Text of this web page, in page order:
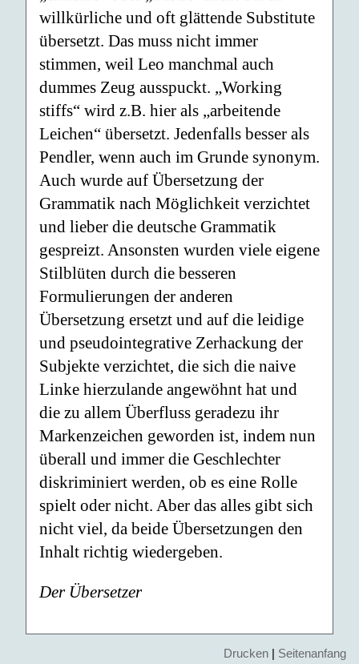
willkürliche und oft glättende Substitute
übersetzt. Das muss nicht immer
stimmen, weil Leo manchmal auch
dummes Zeug ausspuckt. „Working
stiffs“ wird z.B. hier als „arbeitende
Leichen“ übersetzt. Jedenfalls besser als
Pendler, wenn auch im Grunde synonym.
Auch wurde auf Übersetzung der
Grammatik nach Möglichkeit verzichtet
und lieber die deutsche Grammatik
gespreizt. Ansonsten wurden viele eigene
Stilblüten durch die besseren
Formulierungen der anderen
Übersetzung ersetzt und auf die leidige
und pseudointegrative Zerhackung der
Subjekte verzichtet, die sich die naive
Linke hierzulande angewöhnt hat und
die zu allem Überfluss geradezu ihr
Markenzeichen geworden ist, indem nun
überall und immer die Geschlechter
diskriminiert werden, ob es eine Rolle
spielt oder nicht. Aber das alles gibt sich
nicht viel, da beide Übersetzungen den
Inhalt richtig wiedergeben.
Der Übersetzer
Drucken | Seitenanfang